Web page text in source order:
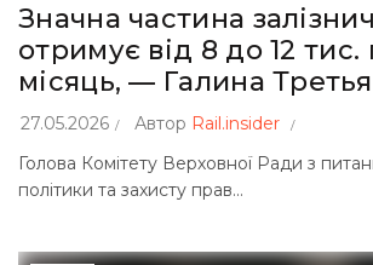
Значна частина
отримує від 8 до 12 тис.
місяць, — Галина
27.05.2026 Автор Rail.insider
Голова Комітету Верховної Ради з
політики та захисту прав...